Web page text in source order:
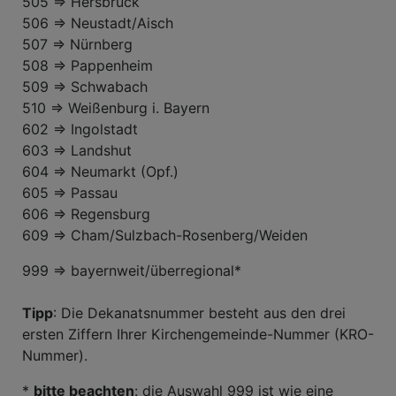
506 => Neustadt/Aisch
507 => Nürnberg
508 => Pappenheim
509 => Schwabach
510 => Weißenburg i. Bayern
602 => Ingolstadt
603 => Landshut
604 => Neumarkt (Opf.)
605 => Passau
606 => Regensburg
609 => Cham/Sulzbach-Rosenberg/Weiden
999 => bayernweit/überregional*
Tipp: Die Dekanatsnummer besteht aus den drei
ersten Ziffern Ihrer Kirchengemeinde-Nummer (KRO-
Nummer).
* bitte beachten: die Auswahl 999 ist wie eine